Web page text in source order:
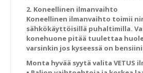
2. Koneellinen ilmanvaihto
Koneellinen ilmanvaihto toimii
sähkökäyttöisillä puhaltimilla.
konehuone pitää tuulettaa
varsinkin jos kyseessä on
Monta hyvää syytä valita VETUS